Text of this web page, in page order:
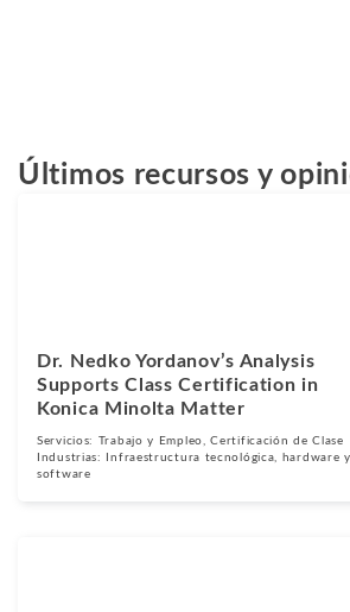
Últimos recursos y
Dr. Nedko Yordanov’s Analysis
Supports Class Certification in
Konica Minolta Matter
Servicios: Trabajo y Empleo,Certificación de Clase
Industrias:
Infraestructura tecnológica, hardware y
software